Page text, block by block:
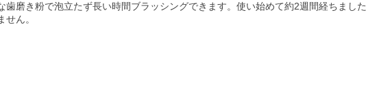
歯磨き粉で泡立たず長い時間ブラッシングできます。使い始めて約2週間経ちました
ん。